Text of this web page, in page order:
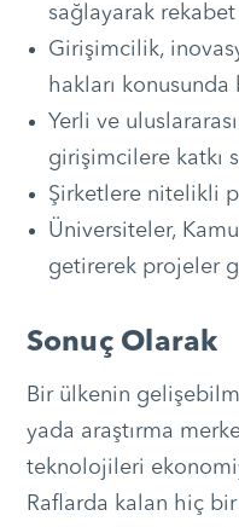
sağlayarak
Girişimcilik,
hakları konusunda
Yerli ve
girişimcilere katkı
Şirketlere nitelikli
Üniversiteler,
getirerek projeler
Sonuç Olarak
Bir ülkenin
yada araştırma
teknolojileri
Raflarda kalan hiç